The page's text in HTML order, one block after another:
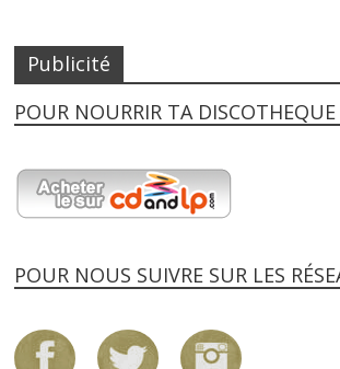
Publicité
POUR NOURRIR TA DISCOTHEQUE
POUR NOUS SUIVRE SUR LES